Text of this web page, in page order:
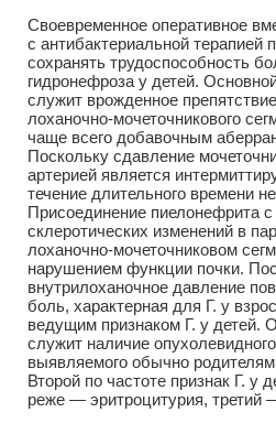
Своевременное оперативное
с антибактериальной терапией
сохранять трудоспособность
гидронефроза у детей.
служит врожденное
лоханочно-мочеточникового
чаще всего добавочным
Поскольку сдавление
артерией является
течение длительного времени
Присоединение пиелонефрита с
склеротических изменений в
лоханочно-мочеточниковом
нарушением функции почки.
внутрилоханочное давление
боль, характерная для Г. у
ведущим признаком Г. у детей.
служит наличие
выявляемого обычно
Второй по частоте признак Г. у
реже — эритроцитурия, третий